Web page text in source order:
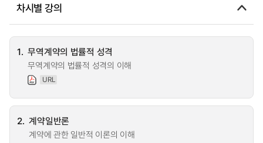
차시별 강의
1. 무역계약의 법률적 성격
무역계약의 법률적 성격의 이해
URL
2. 계약일반론
계약에 관한 일반적 이론의 이해